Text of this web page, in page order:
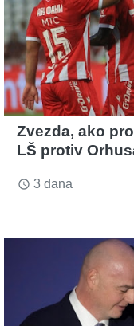
Zvezda, ako
LŠ protiv
access_time 3 dana